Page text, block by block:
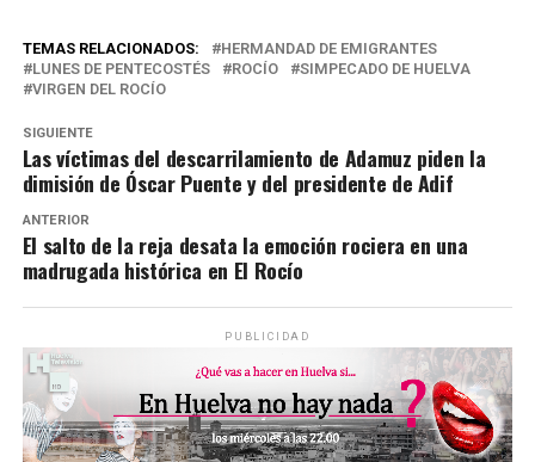
TEMAS RELACIONADOS:
HERMANDAD DE EMIGRANTES
LUNES DE PENTECOSTÉS
ROCÍO
SIMPECADO DE HUELVA
VIRGEN DEL ROCÍO
SIGUIENTE
Las víctimas del descarrilamiento de Adamuz piden la
dimisión de Óscar Puente y del presidente de Adif
ANTERIOR
El salto de la reja desata la emoción rociera en una
madrugada histórica en El Rocío
PUBLICIDAD